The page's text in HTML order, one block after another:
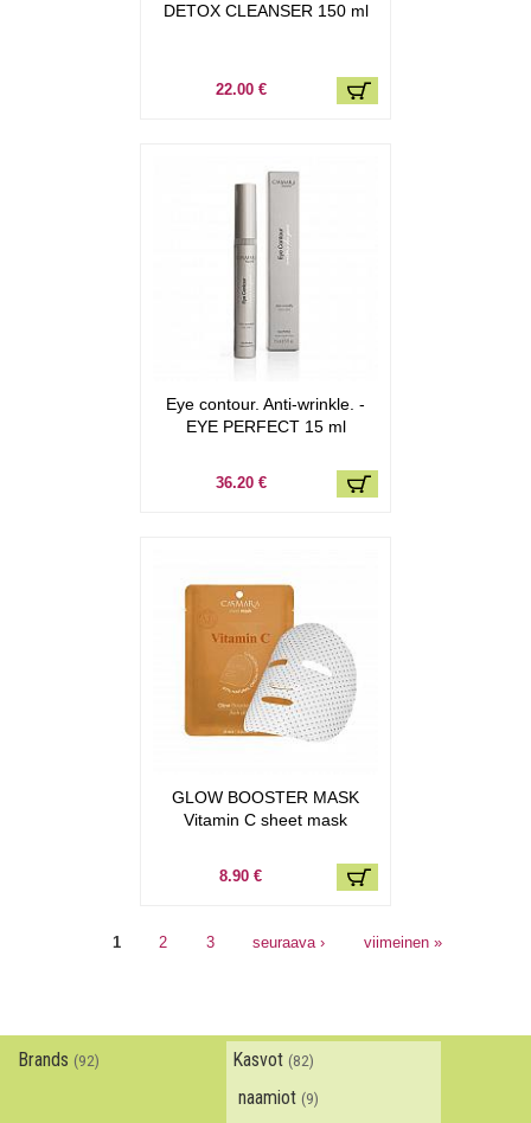
DETOX CLEANSER 150 ml
22.00 €
Eye contour. Anti-wrinkle. -
EYE PERFECT 15 ml
36.20 €
GLOW BOOSTER MASK
Vitamin C sheet mask
8.90 €
1 2 3 seuraava › viimeinen »
Brands (92) Kasvot (82)
naamiot (9)